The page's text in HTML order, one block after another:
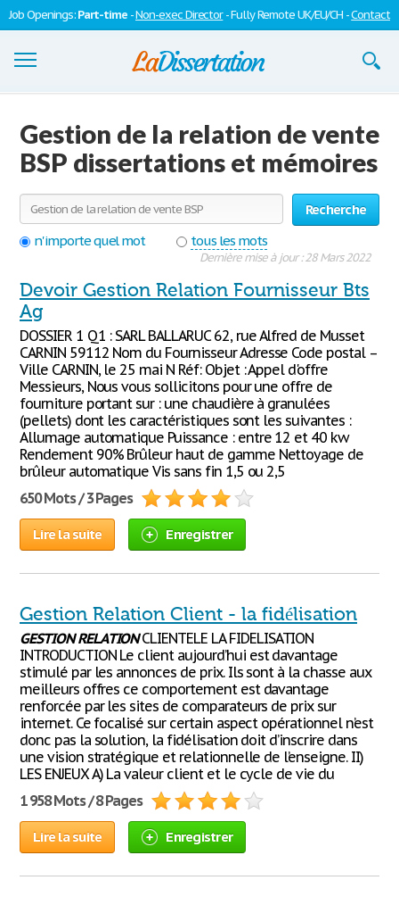
Job Openings:Part-time -Non-exec Director- Fully Remote UK/EU/CH -Contact
S'inscrire
Se connecter
Contactez-nous
Gestion de la relation de vente
BSP dissertations et mémoires
Recherche
n'importe quel mot
tous les mots
Dernière mise à jour : 28 Mars 2022
Devoir Gestion Relation Fournisseur Bts
Ag
DOSSIER 1 Q1 : SARL BALLARUC 62, rue Alfred de Musset
CARNIN 59112 Nom du Fournisseur Adresse Code postal –
Ville CARNIN, le 25 mai N Réf: Objet : Appel d'offre
Messieurs, Nous vous sollicitons pour une offre de
fourniture portant sur : une chaudière à granulées
(pellets) dont les caractéristiques sont les suivantes :
Allumage automatique Puissance : entre 12 et 40 kw
Rendement 90% Brûleur haut de gamme Nettoyage de
brûleur automatique Vis sans fin 1,5 ou 2,5
650 Mots / 3 Pages
Lire la suite Enregistrer
Gestion Relation Client - la fidélisation
GESTION RELATIONCLIENTELE LA FIDELISATION
INTRODUCTION Le client aujourd’hui est davantage
stimulé par les annonces de prix. Ils sont à la chasse aux
meilleurs offres ce comportement est davantage
renforcée par les sites de comparateurs de prix sur
internet. Ce focalisé sur certain aspect opérationnel n’est
donc pas la solution, la fidélisation doit d’inscrire dans
une vision stratégique et relationnelle de l’enseigne. II)
LES ENJEUX A) La valeur client et le cycle de vie du
1 958 Mots / 8 Pages
Lire la suite Enregistrer